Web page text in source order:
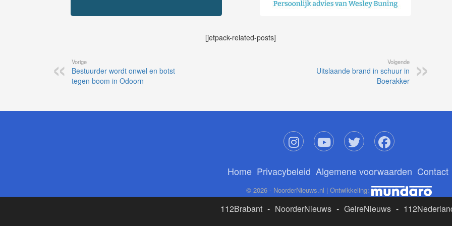
[jetpack-related-posts]
Vorige
Bestuurder wordt onwel en botst
tegen boom in Odoorn
Volgende
Uitslaande brand in schuur in
Boerakker
Home Privacybeleid Algemene voorwaarden Contact
© 2026 - NoorderNieuws.nl | Ontwikkeling:
112Brabant - NoorderNieuws - GelreNieuws -